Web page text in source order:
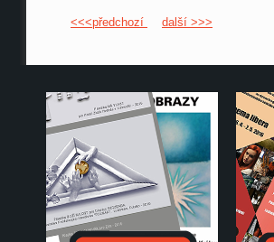
<<<předchozí další >>>